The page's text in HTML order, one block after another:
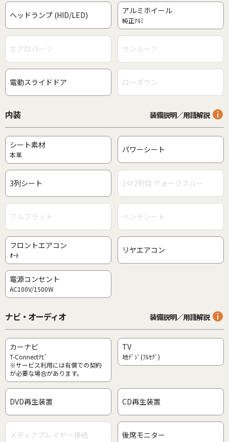
ヘッドランプ (HID/LED) アルミホイール
純正ｱﾙﾐ
エアロパーツ サンルーフ
電動スライドドア ローダウン
内装 装備説明／用語解説
シート素材
本革 パワーシート
3列シート 1⇔2列目 ウォークスルー
フルフラット ベンチシート
フロントエアコン
ｵｰﾄ リヤエアコン
電源コンセント
AC100V/1500W
ナビ・オーディオ 装備説明／用語解説
カーナビ
T-Connectﾅﾋﾞ
※サービス利用には有償での契約
が必要な場合があります。
TV
地ﾃﾞｼﾞ(ﾌﾙｾｸﾞ)
DVD再生装置 CD再生装置
メディアプレイヤー接続 後席モニター